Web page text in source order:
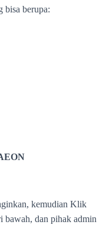
bisa berupa:
kemudian Klik
bawah, dan pihak admin